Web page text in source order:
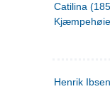
Catilina
Henrik